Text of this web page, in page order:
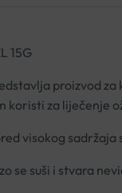
15G
proizvod za
koristi za liječenje
visokog sadržaja
se suši i stvara